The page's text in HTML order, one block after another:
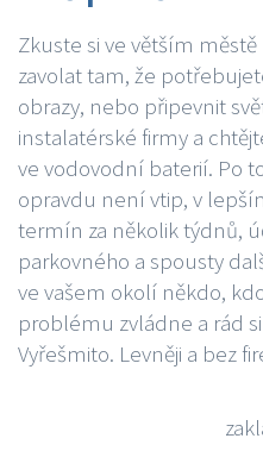
Zkuste si ve větším
zavolat tam, že
obrazy, nebo připevnit
instalatérské firmy a
ve vodovodní baterií. Po
opravdu není vtip, v
termín za několik týdnů,
parkovného a spousty
ve vašem okolí někdo,
problému zvládne a rád
Vyřešmito. Levněji a bez